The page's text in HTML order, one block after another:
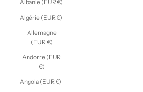
Albanie (EUR €)
Algérie (EUR €)
Allemagne
(EUR €)
Andorre (EUR
€)
Angola (EUR €)